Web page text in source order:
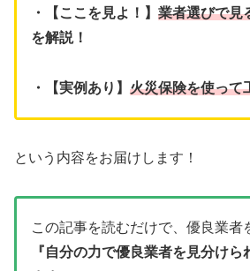
・【ここを見よ！】 業者選びで見
を解説！
・【実例あり】 火災保険を使って
という内容をお届けします！
この記事を読むだけで、優良業者
『自分の力で優良業者を見分け